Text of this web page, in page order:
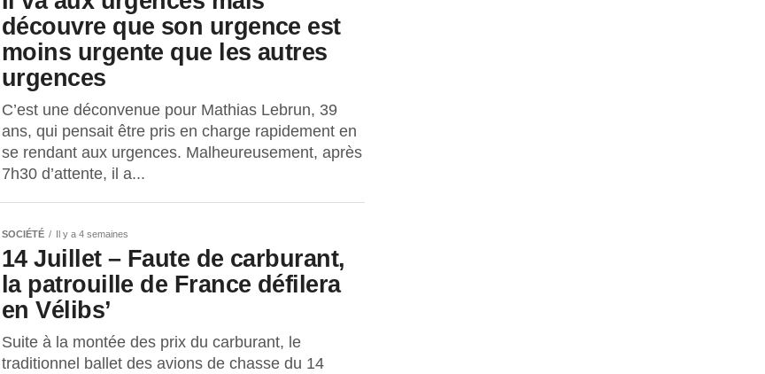
découvre que son urgence est
moins urgente que les autres
urgences
C’est une déconvenue pour Mathias Lebrun, 39
ans, qui pensait être pris en charge rapidement en
se rendant aux urgences. Malheureusement, après
7h30 d’attente, il a...
SOCIÉTÉ Il y a 4 semaines
14 Juillet – Faute de carburant,
la patrouille de France défilera
en Vélibs’
Suite à la montée des prix du carburant, le
traditionnel ballet des avions de chasse du 14